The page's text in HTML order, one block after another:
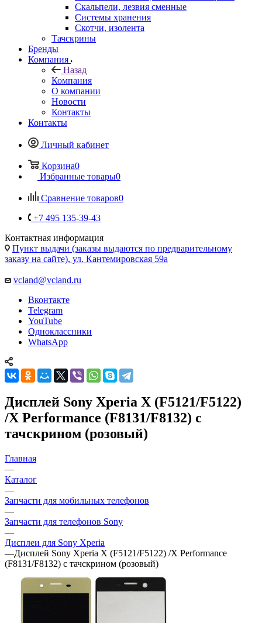
Компания
Назад
Компания
О компании
Новости
Контакты
Контакты
Личный кабинет
Корзина
+7 495 135-39-43
Контактная информация
Пункт выдачи (заказы выдаются по предварительному
заказу на сайте), ул. Кантемировская 59а
vcland@vcland.ru
Вконтакте
Telegram
YouTube
Одноклассники
WhatsApp
Дисплей Sony Xperia X (F5121/F5122)
/X Performance (F8131/F8132) с
Главная
—
Каталог
Запчасти для мобильных телефонов
Запчасти для телефонов Sony
Дисплеи для Sony Xperia
(F8131/F8132) с тачскрином (розовый)